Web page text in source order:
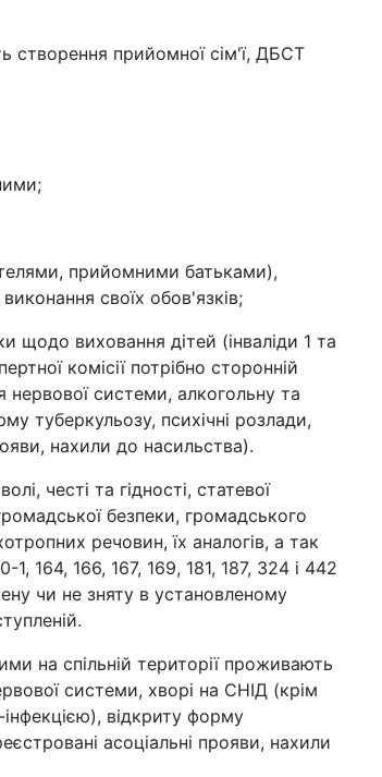
створення прийомної сім'ї, ДБСТ
прийомними батьками),
своїх обов'язків;
виховання дітей (інваліди 1 та
комісії потрібно сторонній
нервової системи, алкогольну та
туберкульозу, психічні розлади,
нахили до насильства).
честі та гідності, статевої
безпеки, громадського
речовин, їх аналогів, а так
164, 166, 167, 169, 181, 187, 324 і 442
чи не зняту в установленому
на спільній території проживають
системи, хворі на СНІД (крім
відкриту форму
асоціальні прояви, нахили